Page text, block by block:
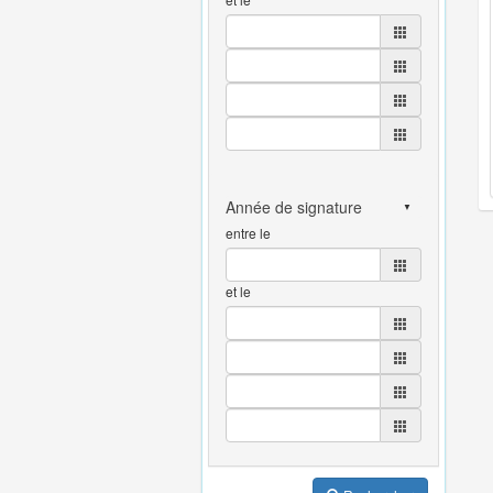
entre le
et le